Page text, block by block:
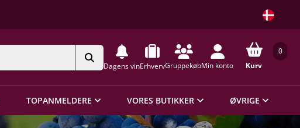
Dagens vinErhvervGruppekøbMin konto
0
Kurv
TOPANMELDERE VORES BUTIKKER ØVRIGE